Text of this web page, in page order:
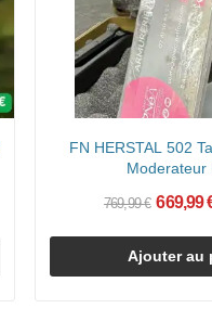
FN HERSTAL 502
Moderateur
769,99 € 669,99
Ajouter au